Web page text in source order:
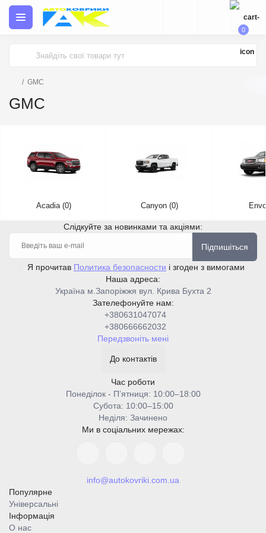
0
GMC
GMC
Acadia (0) Canyon (0)
Слідкуйте за новинками та акціями:
Підпишіться
Я прочитав Политика безопасности і згоден з вимогами
Наша адреса:
Україна м.Запоріжжя вул. Крива Бухта 2
Зателефонуйте нам:
+380631047074
+380666662032
Передзвоніть мені
До контактів
Час роботи
Понеділок - Пʼятниця: 10:00–18:00
Cубота: 10:00–15:00
Неділя: Зачинено
Ми в соціальних мережах:
info@autokovriki.com.ua
Популярне
Універсальні
Інформація
О нас